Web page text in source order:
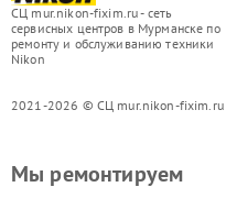
СЦ mur.nikon-fixim.ru - сеть
сервисных центров в Мурманске по
ремонту и обслуживанию техники
Nikon
2021-2026 © СЦ mur.nikon-fixim.ru
Мы ремонтируем